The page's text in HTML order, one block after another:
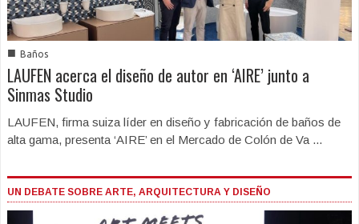
■ Baños
LAUFEN acerca el diseño de autor en ‘AIRE’ junto a
Sinmas Studio
LAUFEN, firma suiza líder en diseño y fabricación de baños de
alta gama, presenta ‘AIRE’ en el Mercado de Colón de Va ...
UN DEBATE SOBRE ARTE, ARQUITECTURA Y DISEÑO